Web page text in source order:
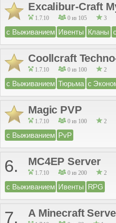
Excalibur-Craft
1.7.10 0 из 105 3
с Выживанием Ивенты Кланы
Coollcraft
1.7.10 0 из 100 2
с Выживанием Тюрьма с
Magic PVP
1.7.10 0 из 100 2
с Выживанием PvP
6. MC4EP Server
1.7.10 0 из 200 2
с Выживанием Ивенты RPG
7. A Minecraft